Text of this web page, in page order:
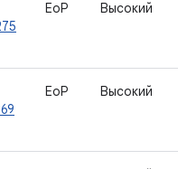
EoP Высокий
EoP Высокий